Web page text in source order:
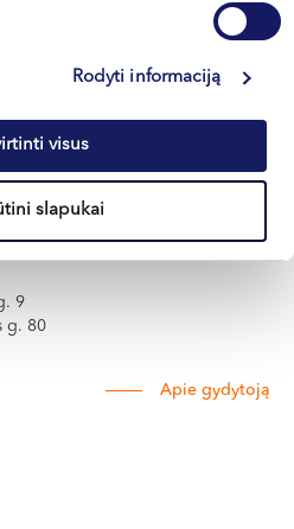
Rodyti informaciją
visus
slapukai
Apie gydytoją
9
g. 80
Apie gydytoją